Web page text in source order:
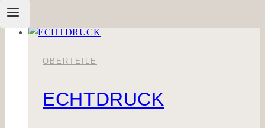
OBERTEILE
ECHTDRUCK